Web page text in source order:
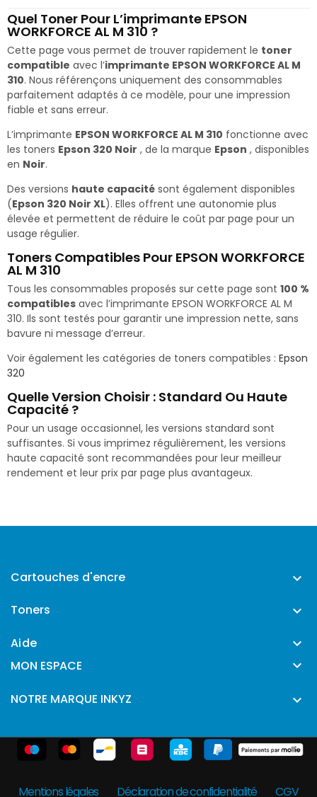
Quel Toner Pour L’imprimante EPSON
WORKFORCE AL M 310 ?
Cette page vous permet de trouver rapidement le toner
compatible avec l’imprimante EPSON WORKFORCE AL M
310. Nous référençons uniquement des consommables
parfaitement adaptés à ce modèle, pour une impression
fiable et sans erreur.
L’imprimante EPSON WORKFORCE AL M 310 fonctionne avec
les toners Epson 320 Noir , de la marque Epson , disponibles
en Noir.
Des versions haute capacité sont également disponibles
(Epson 320 Noir XL). Elles offrent une autonomie plus
élevée et permettent de réduire le coût par page pour un
usage régulier.
Toners Compatibles Pour EPSON WORKFORCE
AL M 310
Tous les consommables proposés sur cette page sont 100 %
compatibles avec l’imprimante EPSON WORKFORCE AL M
310. Ils sont testés pour garantir une impression nette, sans
bavure ni message d’erreur.
Voir également les catégories de toners compatibles : Epson
320
Quelle Version Choisir : Standard Ou Haute
Capacité ?
Pour un usage occasionnel, les versions standard sont
suffisantes. Si vous imprimez régulièrement, les versions
haute capacité sont recommandées pour leur meilleur
rendement et leur prix par page plus avantageux.
Cartouches d'encre 
Toners 
Aide 
MON ESPACE 
NOTRE MARQUE INKYZ 
Mentions légales Déclaration de confidentialité CGV